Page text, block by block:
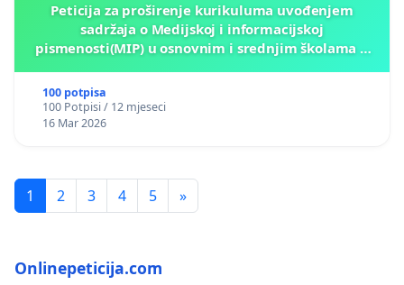
Peticija za proširenje kurikuluma uvođenjem
sadržaja o Medijskoj i informacijskoj
pismenosti(MIP) u osnovnim i srednjim školama u
100 potpisa
100 Potpisi / 12 mjeseci
16 Mar 2026
1 2 3 4 5 »
Onlinepeticija.com